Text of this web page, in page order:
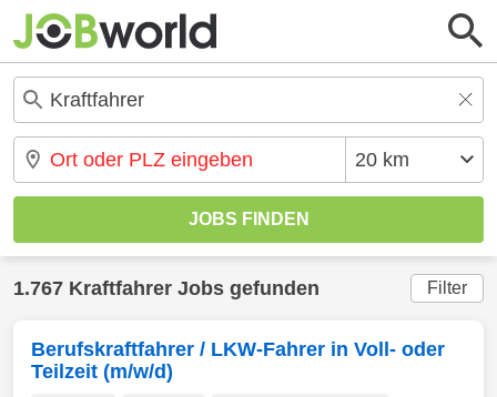
1.767 Kraftfahrer Jobs gefunden Filter
Berufskraftfahrer / LKW-Fahrer in Voll- oder
Teilzeit (m/w/d)